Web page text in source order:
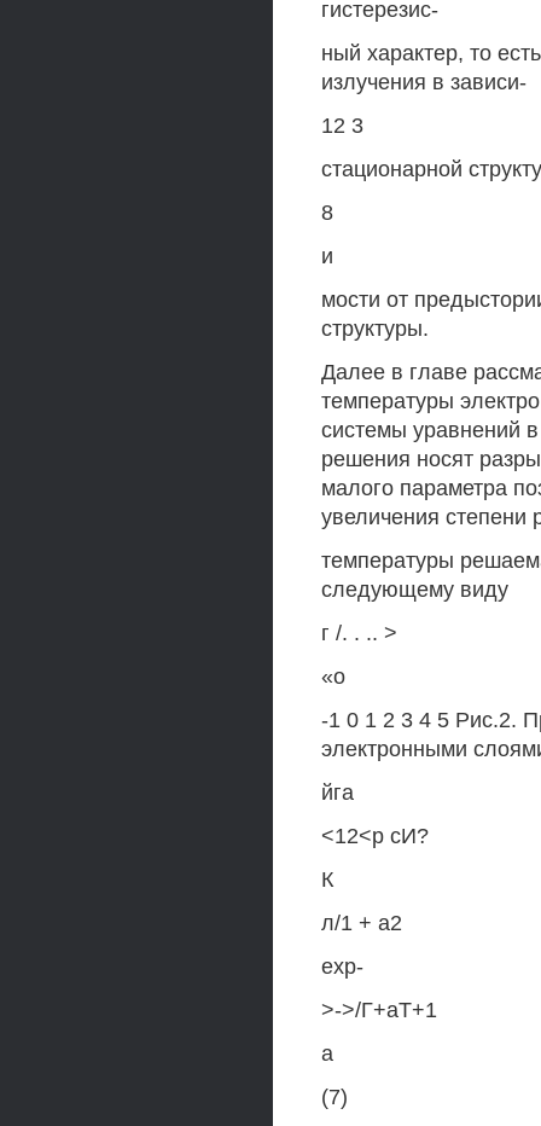
гистерезис-
ный характер, то
излучения в зависи-
12 3
стационарной
8
и
мости от
структуры.
Далее в главе
температуры
системы уравнений
решения носят
малого параметра
увеличения
температуры
следующему виду
г /. . .. >
«о
-1 0 1 2 3 4 5 Рис.2.
электронными
йга
<12<р сИ?
К
л/1 + а2
ехр-
>->/Г+аТ+1
а
(7)